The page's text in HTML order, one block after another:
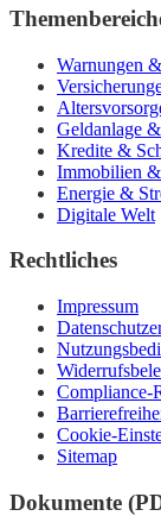
Warnungen
Geldanlage
Kredite &
Immobilien
Energie &
Digitale Welt
Rechtliches
Impressum
Compliance-
Cookie-
Sitemap
Dokumente